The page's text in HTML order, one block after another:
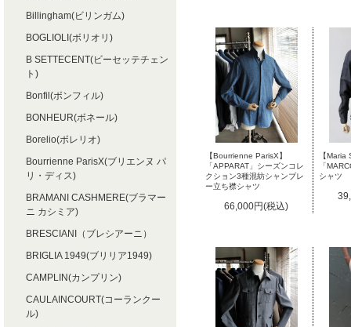
【Bourrienne ParisX】
「APPARAT」シーズンコレ
クション3種混紡シャンブレ
ー立ち襟シャツ
66,000円(税込)
【
「
シャツ
Billingham(ビリンガム)
BOGLIOLI(ボリオリ)
B SETTECENT(ビーセッテチェン
ト)
Bonfil(ボンフィル)
BONHEUR(ボネール)
Borelio(ボレリオ)
Bourrienne ParisX(ブリエンヌ パ
リ・ディス)
BRAMANI CASHMERE(ブラマー
ニ カシミア)
BRESCIANI（ブレシアーニ）
BRIGLIA 1949(ブリリア1949)
CAMPLIN(カンプリン)
CAULAINCOURT(コーランクー
ル)